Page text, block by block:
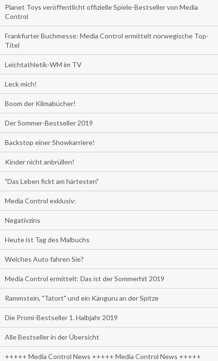
Planet Toys veröffentlicht offizielle Spiele-Bestseller von Media
Control
Frankfurter Buchmesse: Media Control ermittelt norwegische Top-
Titel
Leichtathletik-WM im TV
Leck mich!
Boom der Klimabücher!
Der Sommer-Bestseller 2019
Backstop einer Showkarriere!
Kinder nicht anbrüllen!
"Das Leben fickt am härtesten"
Media Control exklusiv:
Negativzins
Heute ist Tag des Malbuchs
Welches Auto fahren Sie?
Media Control ermittelt: Das ist der Sommerhit 2019
Rammstein, "Tatort" und ein Känguru an der Spitze
Die Promi-Bestseller 1. Halbjahr 2019
Alle Bestseller in der Übersicht
+++++ Media Control News +++++ Media Control News +++++